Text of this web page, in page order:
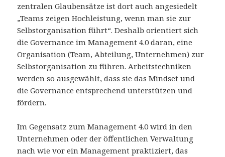
zentralen Glaubensätze ist dort auch angesiedelt
„Teams zeigen Hochleistung, wenn man sie zur
Selbstorganisation führt“. Deshalb orientiert sich
die Governance im Management 4.0 daran, eine
Organisation (Team, Abteilung, Unternehmen) zur
Selbstorganisation zu führen. Arbeitstechniken
werden so ausgewählt, dass sie das Mindset und
die Governance entsprechend unterstützen und
fördern.
Im Gegensatz zum Management 4.0 wird in den
Unternehmen oder der öffentlichen Verwaltung
nach wie vor ein Management praktiziert, das